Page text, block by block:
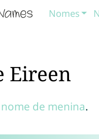
Nomes
Eireen
nome de menina.